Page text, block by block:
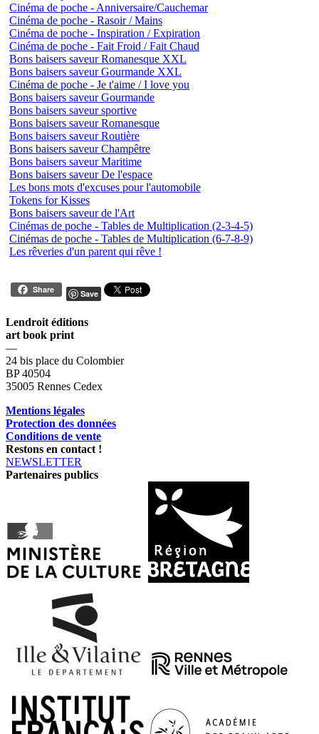
Cinéma de poche - Anniversaire/Cauchemar
Cinéma de poche - Rasoir / Mains
Cinéma de poche - Inspiration / Expiration
Cinéma de poche - Fait Froid / Fait Chaud
Bons baisers saveur Romanesque XXL
Bons baisers saveur Gourmande XXL
Cinéma de poche - Je t'aime / I love you
Bons baisers saveur Gourmande
Bons baisers saveur sportive
Bons baisers saveur Romanesque
Bons baisers saveur Routière
Bons baisers saveur Champêtre
Bons baisers saveur Maritime
Bons baisers saveur De l'espace
Les bons mots d'excuses pour l'automobile
Tokens for Kisses
Bons baisers saveur de l'Art
Cinémas de poche - Tables de Multiplication (2-3-4-5)
Cinémas de poche - Tables de Multiplication (6-7-8-9)
Les rêveries d'un parent qui rêve !
Share Save
Lendroit éditions
art book print
—
24 bis place du Colombier
BP 40504
35005 Rennes Cedex
Mentions légales
Protection des données
Conditions de vente
Restons en contact !
NEWSLETTER
Partenaires publics